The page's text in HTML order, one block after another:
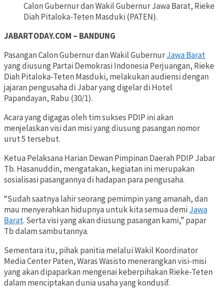
Calon Gubernur dan Wakil Gubernur Jawa Barat, Rieke
Diah Pitaloka-Teten Masduki (PATEN).
JABARTODAY.COM – BANDUNG
Pasangan Calon Gubernur dan Wakil GubernurJawa Barat
yang diusung Partai Demokrasi Indonesia Perjuangan, Rieke
Diah Pitaloka-Teten Masduki, melakukan audiensi dengan
jajaran pengusaha di Jabar yang digelar di Hotel
Papandayan, Rabu (30/1).
Acara yang digagas oleh tim sukses PDIP ini akan
menjelaskan visi dan misi yang diusung pasangan nomor
urut 5 tersebut.
Ketua Pelaksana Harian Dewan Pimpinan Daerah PDIP Jabar
Tb. Hasanuddin, mengatakan, kegiatan ini merupakan
sosialisasi pasangannya di hadapan para pengusaha.
“Sudah saatnya lahir seorang pemimpin yang amanah, dan
mau menyerahkan hidupnya untuk kita semua demiJawa
Barat. Serta visi yang akan diusung pasangan kami,” papar
Tb dalam sambutannya.
Sementara itu, pihak panitia melalui Wakil Koordinator
Media Center Paten, Waras Wasisto menerangkan visi-misi
yang akan dipaparkan mengenai keberpihakan Rieke-Teten
dalam menciptakan dunia usaha yang kondusif.